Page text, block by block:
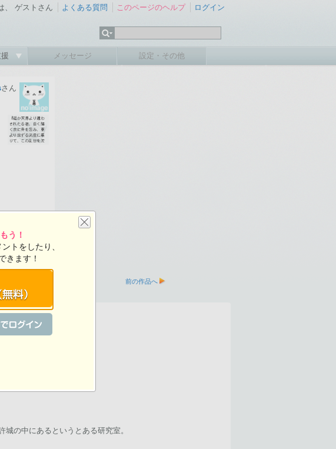
、 ゲストさん よくある質問 このページのヘルプ ログイン
メッセージ 設定・その他
さん
張郃
ー数：3424
前の作品へ
確保なんだねー？」
の中にあるというとある研究室。
う！
トをしたり、
きます！